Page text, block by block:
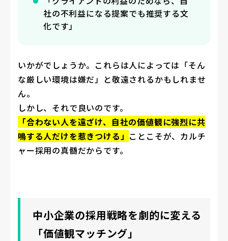
社の不利益になる提案でも推奨する文
化です」
いかがでしょうか。これらは人によっては「そん
な厳しい環境は嫌だ」と敬遠されるかもしれませ
ん。
しかし、それで良いのです。
「合わない人を遠ざけ、自社の価値観に強烈に共
鳴する人だけを惹きつける」 ことこそが、カルチ
ャー採用の真髄だからです。
中小企業の採用戦略を劇的に変える
「価値観マッチング」